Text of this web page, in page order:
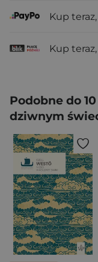
Kup teraz,
Kup teraz,
Podobne do
dziwnym